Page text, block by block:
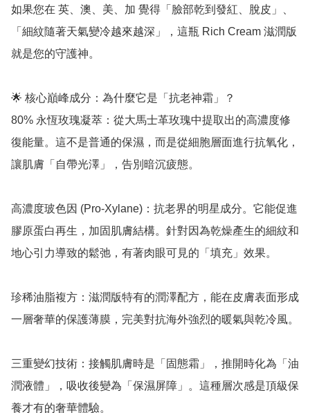
如果您在 英、澳、美、加 覺得「臉部乾到發紅、脫皮」、
「細紋隨著天氣變冷越來越深」，這瓶 Rich Cream 滋潤版
就是您的守護神。
🌟 核心巔峰成分：為什麼它是「抗老神霜」？
80% 永恆玫瑰凝萃：從大馬士革玫瑰中提取出的高濃度修
復能量。這不是普通的保濕，而是從細胞層面進行抗氧化，
讓肌膚「自帶光澤」，告別暗沉疲態。
高濃度玻色因 (Pro-Xylane)：抗老界的明星成分。它能促進
膠原蛋白再生，加固肌膚結構。針對因為乾燥產生的細紋和
地心引力導致的鬆弛，有著肉眼可見的「填充」效果。
珍稀油脂複方：滋潤版特有的潤澤配方，能在皮膚表面形成
一層奢華的保護薄膜，完美對抗海外強烈的暖氣與乾冷風。
三重變幻技術：接觸肌膚時是「固態霜」，推開時化為「油
潤液體」，吸收後變為「保濕屏障」。這種層次感是頂級保
養才有的奢華體驗。